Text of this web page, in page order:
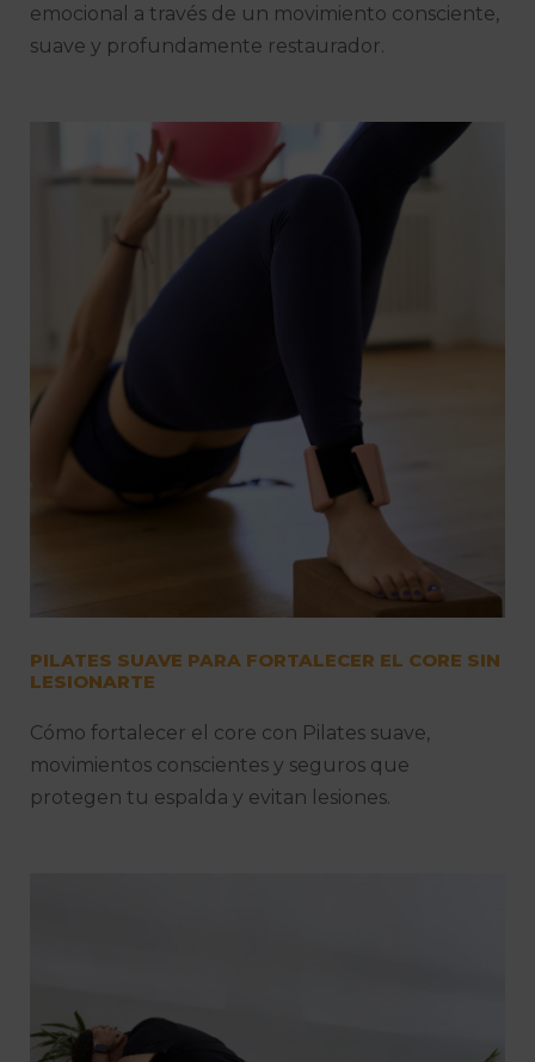
emocional a través de un movimiento consciente,
suave y profundamente restaurador.
PILATES SUAVE PARA FORTALECER EL CORE SIN
LESIONARTE
Cómo fortalecer el core con Pilates suave,
movimientos conscientes y seguros que
protegen tu espalda y evitan lesiones.